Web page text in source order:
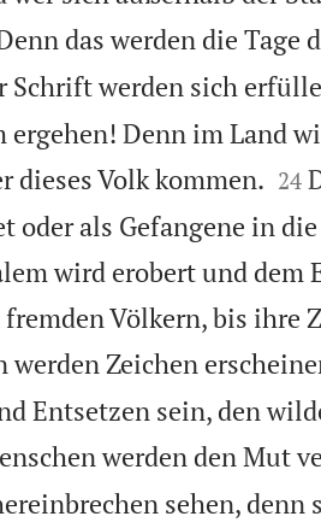
das werden die Tage
Schrift werden sich
Denn im Land
dieses Volk kommen.
24
oder als Gefangene in
wird erobert und dem
Völkern, bis ihre
Zeichen
Entsetzen sein, den
werden den Mut
sehen, denn